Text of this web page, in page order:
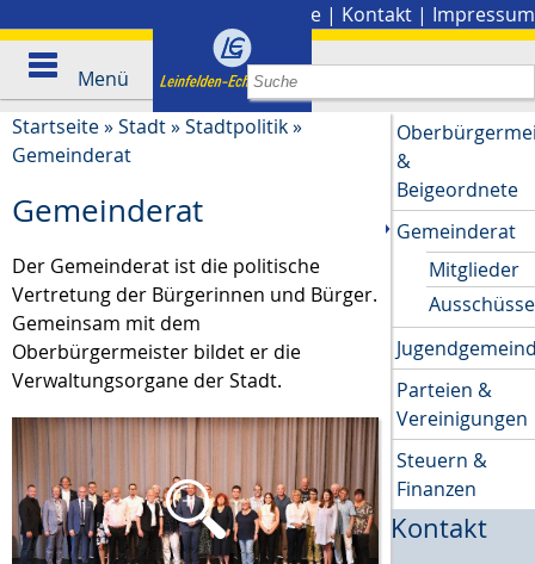
Presse | Kontakt | Impressum
Menü
Startseite»Stadt»Stadtpolitik»
Gemeinderat
Gemeinderat
Der Gemeinderat ist die politische
Vertretung der Bürgerinnen und Bürger.
Gemeinsam mit dem
Oberbürgermeister bildet er die
Verwaltungsorgane der Stadt.
&
Beigeordnete
Gemeinderat
Mitglieder
Ausschüsse
Parteien &
Vereinigungen
Steuern &
Finanzen
Kontakt